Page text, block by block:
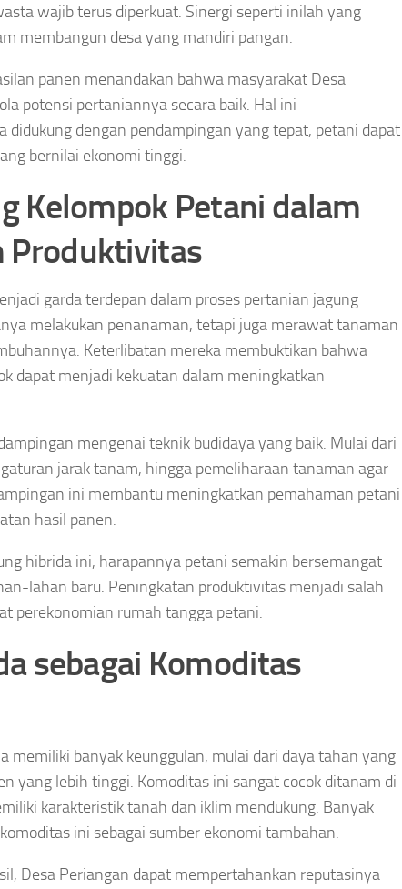
wajib terus diperkuat. Sinergi seperti inilah yang
membangun desa yang mandiri pangan.
panen menandakan bahwa masyarakat Desa
potensi pertaniannya secara baik. Hal ini
didukung dengan pendampingan yang tepat, petani dapat
bernilai ekonomi tinggi.
Kelompok Petani dalam
Produktivitas
garda terdepan dalam proses pertanian jagung
melakukan penanaman, tetapi juga merawat tanaman
Keterlibatan mereka membuktikan bahwa
dapat menjadi kekuatan dalam meningkatkan
mengenai teknik budidaya yang baik. Mulai dari
jarak tanam, hingga pemeliharaan tanaman agar
ini membantu meningkatkan pemahaman petani
hasil panen.
hibrida ini, harapannya petani semakin bersemangat
lahan baru. Peningkatan produktivitas menjadi salah
perekonomian rumah tangga petani.
sebagai Komoditas
memiliki banyak keunggulan, mulai dari daya tahan yang
yang lebih tinggi. Komoditas ini sangat cocok ditanam di
karakteristik tanah dan iklim mendukung. Banyak
ini sebagai sumber ekonomi tambahan.
Desa Periangan dapat mempertahankan reputasinya